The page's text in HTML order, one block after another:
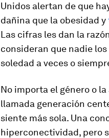
Unidos alertan de que
dañina que la obesidad y
Las cifras les dan la
consideran que nadie
soledad a veces o
No importa el género o
llamada generación
siente más sola. Una
hiperconectividad, pero